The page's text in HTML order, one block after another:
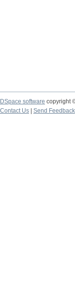
DSpace software copyright
Contact Us
Send Feedback